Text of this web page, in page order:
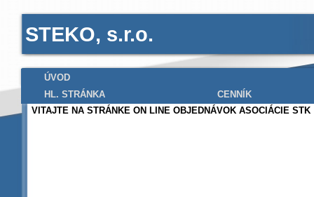
ÚVOD
HL. STRÁNKA
CENNÍK
VITAJTE NA STRÁNKE ON LINE OBJEDNÁVOK ASOCIÁCIE STK
STEKO, s.r.o.